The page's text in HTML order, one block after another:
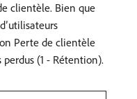
clientèle. Bien que
Perte de clientèle
(1 - Rétention).